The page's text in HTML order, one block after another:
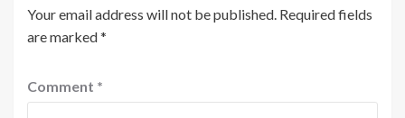
Your email address will not be published. Required fields
are marked*
Comment *